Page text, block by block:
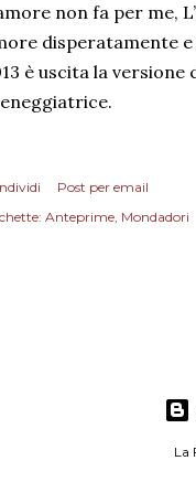
non fa per me,
disperatamente
è uscita la
Post per email
Anteprime Mondadori
La